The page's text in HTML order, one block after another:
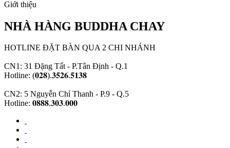
Giới thiệu
NHÀ HÀNG BUDDHA CHAY
HOTLINE ĐẶT BÀN QUA 2 CHI NHÁNH
CN1: 31 Đặng Tất - P.Tân Định - Q.1
Hotline: (𝟎𝟐𝟖).𝟑𝟓𝟐𝟔.𝟓𝟏𝟑𝟖
CN2: 5 Nguyễn Chí Thanh - P.9 - Q.5
Hotline: 𝟎𝟖𝟖𝟖.𝟑𝟎𝟑.𝟎𝟎𝟎